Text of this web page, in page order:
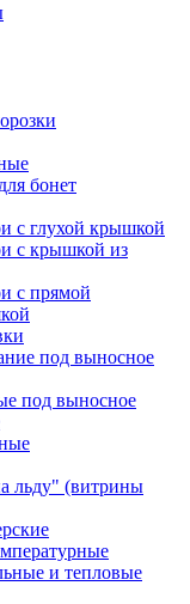
бонет
с глухой крышкой
с крышкой из
с прямой
под выносное
под выносное
льду" (витрины
и тепловые